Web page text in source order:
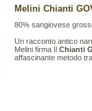
Melini Chianti
80% sangiovese
Un racconto antico
Melini firma Il Chianti
affascinante metodo